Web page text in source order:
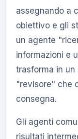
assegnando a
obiettivo e gli
un agente
informazioni e
trasforma in
"revisore" che
consegna.
Gli agenti
risultati